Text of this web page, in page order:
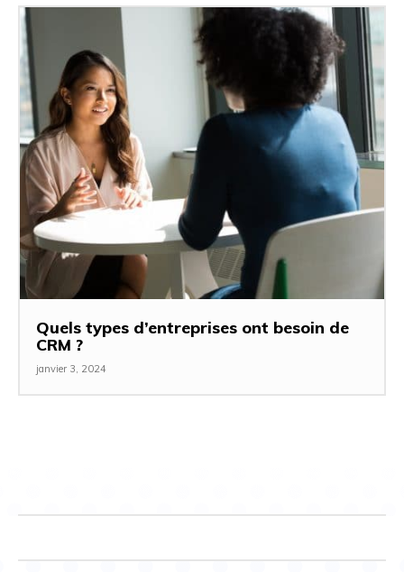
Quels types d’entreprises ont besoin de
CRM ?
janvier 3, 2024